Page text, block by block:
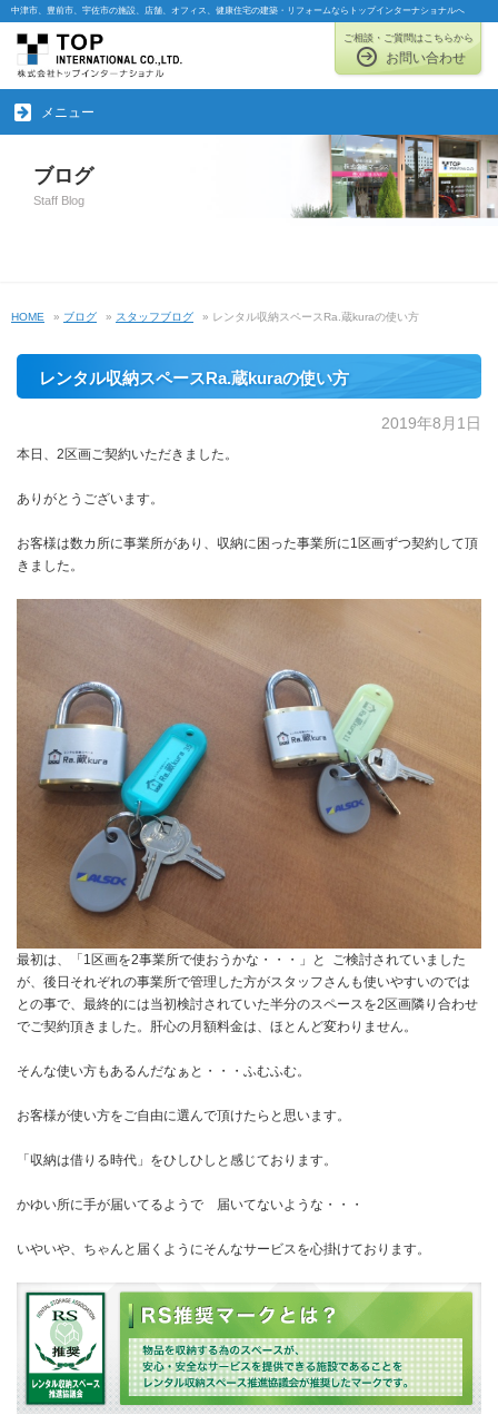
中津市、豊前市、宇佐市の施設、店舗、オフィス、健康住宅の建築・リフォームならトップインターナショナルへ
ご相談・ご質問はこちらから
お問い合わせ
メニュー
ブログ
Staff Blog
HOME » ブログ » スタッフブログ » レンタル収納スペースRa.蔵kuraの使い方
レンタル収納スペースRa.蔵kuraの使い方
2019年8月1日
本日、2区画ご契約いただきました。
ありがとうございます。
お客様は数カ所に事業所があり、収納に困った事業所に1区画ずつ契約して頂
きました。
最初は、「1区画を2事業所で使おうかな・・・」と ご検討されていました
が、後日それぞれの事業所で管理した方がスタッフさんも使いやすいのでは
との事で、最終的には当初検討されていた半分のスペースを2区画隣り合わせ
でご契約頂きました。肝心の月額料金は、ほとんど変わりません。
そんな使い方もあるんだなぁと・・・ふむふむ。
お客様が使い方をご自由に選んで頂けたらと思います。
「収納は借りる時代」をひしひしと感じております。
かゆい所に手が届いてるようで 届いてないような・・・
いやいや、ちゃんと届くようにそんなサービスを心掛けております。